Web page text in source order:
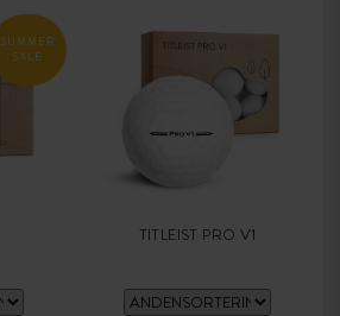
SUMMER
SALE
TITLEIST PRO V1